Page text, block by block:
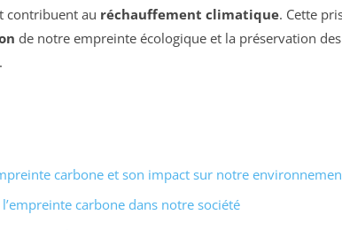
contribuent au réchauffement climatique. Cette
de notre empreinte écologique et la préservation
carbone et son impact sur notre
carbone dans notre société